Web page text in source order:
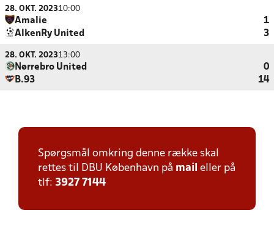
28. OKT. 202310:00
Amalie
1
AlkenRy United
3
28. OKT. 202313:00
Nørrebro United
0
B.93
14
Spørgsmål omkring denne række skal
rettes til DBU København på mail eller på
tlf: 3927 7144